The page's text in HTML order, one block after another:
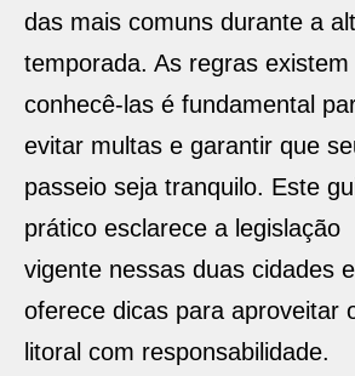
das mais comuns durante a
temporada. As regras existem
conhecê-las é fundamental
evitar multas e garantir que
passeio seja tranquilo. Este
prático esclarece a legislação
vigente nessas duas cidades e
oferece dicas para aproveitar
litoral com responsabilidade.